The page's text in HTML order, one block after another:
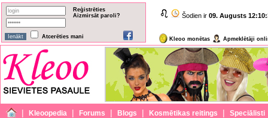
Reģistrēties
Aizmirsāt paroli?
Atcerēties mani
Šodien ir 09. Augusts
Kleoo monētas Apmeklētāji
| Kleoopedia | Forums | Blogs | Kosmētikas reitings | Speciālisti